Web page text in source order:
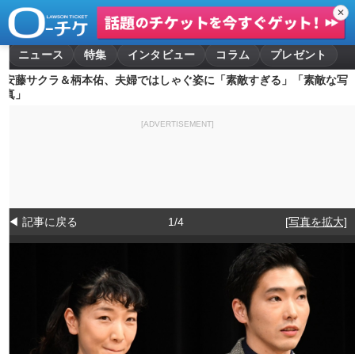
✕
ニュース 特集 インタビュー コラム
プレゼント
安藤サクラ＆柄本佑、夫婦ではしゃぐ姿に「素敵すぎる」「素敵な写
真」
[ADVERTISEMENT]
◀ 記事に戻る 1/4 [写真を拡大]